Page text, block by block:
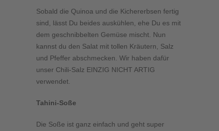
Sobald die Quinoa und die Kichererbsen fertig
sind, lässt Du beides auskühlen, ehe Du es mit
dem geschnibbelten Gemüse mischt. Nun
kannst du den Salat mit tollen Kräutern, Salz
und Pfeffer abschmecken. Wir haben dafür
unser Chili-Salz EINZIG NICHT ARTIG
verwendet.
Tahini-Soße
Die Soße ist ganz einfach und geht super